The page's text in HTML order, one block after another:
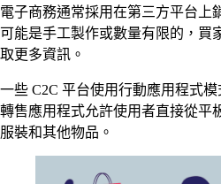
電子商務通常採用在第三方平台上
可能是手工製作或數量有限的，買
取更多資訊。
一些 C2C 平台使用行動應用程式
轉售應用程式允許使用者直接從平
服裝和其他物品。